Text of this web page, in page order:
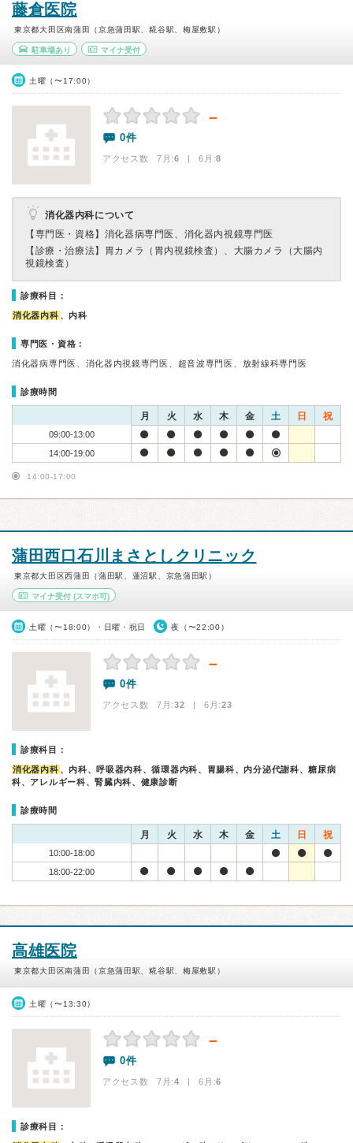
藤倉医院
東京都大田区南蒲田（京急蒲田駅、糀谷駅、梅屋敷駅）
駐車場あり マイナ受付
土曜（〜17:00）
－
0件
アクセス数 7月:6 | 6月:8
消化器内科について
【専門医・資格】 消化器病専門医、消化器内視鏡専門医
【診療・治療法】 胃カメラ（胃内視鏡検査）、大腸カメラ（大腸内
視鏡検査）
診療科目：
消化器内科 、内科
専門医・資格：
消化器病専門医、消化器内視鏡専門医、超音波専門医、放射線科専門医
診療時間
月 火 水 木 金 土 日 祝
09:00-13:00
14:00-19:00
14:00-17:00
蒲田西口石川まさとしクリニック
東京都大田区西蒲田（蒲田駅、蓮沼駅、京急蒲田駅）
マイナ受付 (スマホ可)
土曜（〜18:00）・日曜・祝日 夜（〜22:00）
－
0件
アクセス数 7月:32 | 6月:23
診療科目：
消化器内科 、内科、呼吸器内科、循環器内科、胃腸科、内分泌代謝科、糖尿病
科、アレルギー科、腎臓内科、健康診断
診療時間
月 火 水 木 金 土 日 祝
10:00-18:00
18:00-22:00
高雄医院
東京都大田区南蒲田（京急蒲田駅、糀谷駅、梅屋敷駅）
土曜（〜13:30）
－
0件
アクセス数 7月:4 | 6月:6
診療科目：